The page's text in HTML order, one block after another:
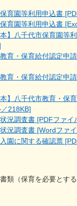
育園等利用申込書
育園等利用申込書
本】八千代市保育園等
育・保育給付認定申
育・保育給付認定申
本】八千代市教育・保
218KB]
況調査書 [PDFファイ
況調査書 [Wordファ
園に関する確認票
書類（保育を必要とす